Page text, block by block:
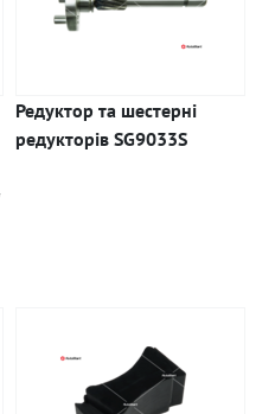
Редуктор та шестерні
редукторів SG9033S